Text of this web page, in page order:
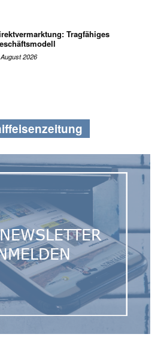
Tragfähiges
2026